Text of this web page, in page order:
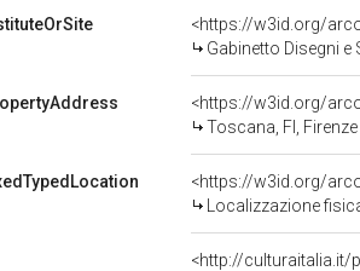
<https://w3id.org/
Gabinetto Disegni e
<https://w3id.org/
Toscana, FI, Firenze
<https://w3id.org/
Localizzazione
<http://